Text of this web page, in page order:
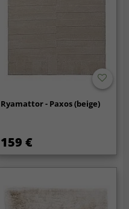
Ryamattor - Paxos (beige)
159 €